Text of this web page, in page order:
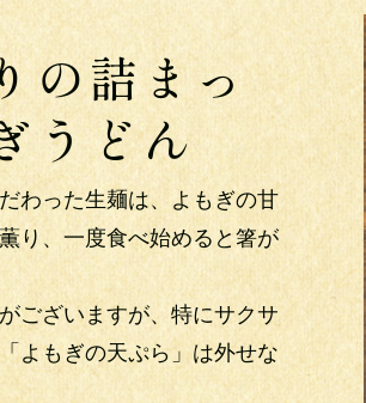
の詰まっ
うどん
わった生麺は、よもぎの甘
り、一度食べ始めると箸が
ございますが、特にサクサ
よもぎの天ぷら」は外せな